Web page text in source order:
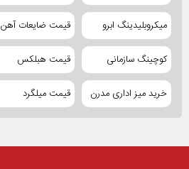
میکروبلیدینگ ابرو قیمت ضایعات آهن
کوچینگ سازمانی قیمت هبلکس
خرید میز اداری مدرن قیمت میلگرد